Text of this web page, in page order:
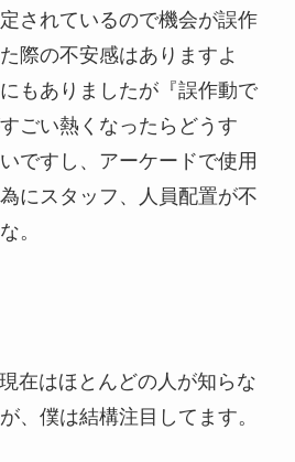
されているので機会が誤作
際の不安感はありますよ
もありましたが『誤作動で
ごい熱くなったらどうす
ですし、アーケードで使用
にスタッフ、人員配置が不
。
在はほとんどの人が知らな
、僕は結構注目してます。